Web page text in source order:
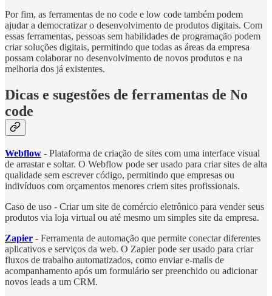
Por fim, as ferramentas de no code e low code também podem
ajudar a democratizar o desenvolvimento de produtos digitais. Com
essas ferramentas, pessoas sem habilidades de programação podem
criar soluções digitais, permitindo que todas as áreas da empresa
possam colaborar no desenvolvimento de novos produtos e na
melhoria dos já existentes.
Dicas e sugestões de ferramentas de No
code
Webflow - Plataforma de criação de sites com uma interface visual
de arrastar e soltar. O Webflow pode ser usado para criar sites de alta
qualidade sem escrever código, permitindo que empresas ou
indivíduos com orçamentos menores criem sites profissionais.
Caso de uso - Criar um site de comércio eletrônico para vender seus
produtos via loja virtual ou até mesmo um simples site da empresa.
Zapier - Ferramenta de automação que permite conectar diferentes
aplicativos e serviços da web. O Zapier pode ser usado para criar
fluxos de trabalho automatizados, como enviar e-mails de
acompanhamento após um formulário ser preenchido ou adicionar
novos leads a um CRM.